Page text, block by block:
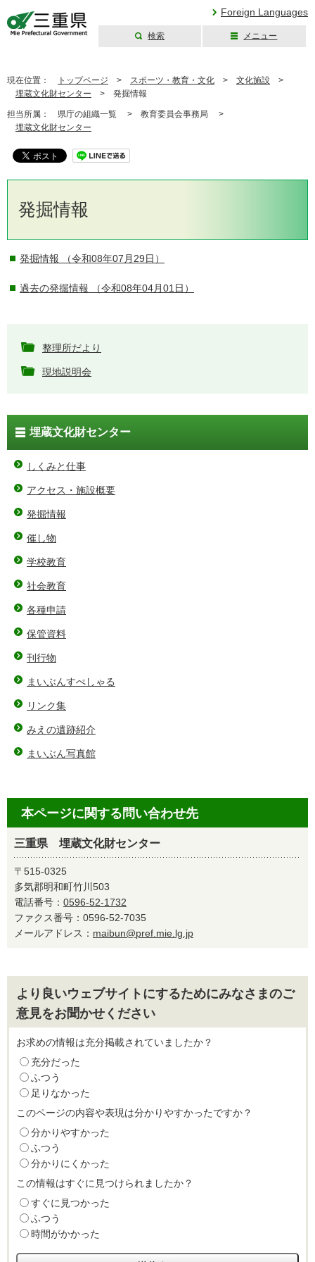
Foreign Languages
検索 メニュー
現在位置： トップページ > スポーツ・教育・文化 > 文化施設 >
埋蔵文化財センター > 発掘情報
担当所属： 県庁の組織一覧 > 教育委員会事務局 >
埋蔵文化財センター
発掘情報
発掘情報 （令和08年07月29日）
過去の発掘情報 （令和08年04月01日）
整理所だより
現地説明会
埋蔵文化財センター
しくみと仕事
アクセス・施設概要
発掘情報
催し物
学校教育
社会教育
各種申請
保管資料
刊行物
まいぶんすぺしゃる
リンク集
みえの遺跡紹介
まいぶん写真館
本ページに関する問い合わせ先
三重県 埋蔵文化財センター
〒515-0325
多気郡明和町竹川503
電話番号： 0596-52-1732
ファクス番号：0596-52-7035
メールアドレス： maibun@pref.mie.lg.jp
より良いウェブサイトにするためにみなさまのご
意見をお聞かせください
お求めの情報は充分掲載されていましたか？
充分だった
ふつう
足りなかった
このページの内容や表現は分かりやすかったですか？
分かりやすかった
ふつう
分かりにくかった
この情報はすぐに見つけられましたか？
すぐに見つかった
ふつう
時間がかかった